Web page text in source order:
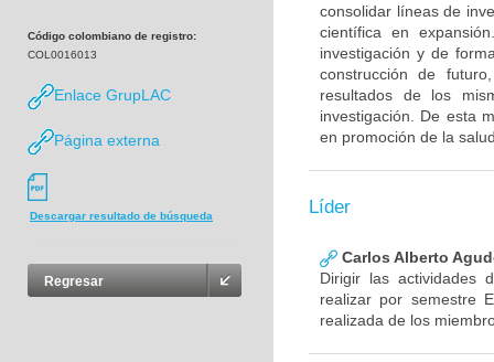
Código colombiano de registro:
COL0016013
Enlace GrupLAC
Página externa
Descargar resultado de búsqueda
Regresar
consolidar líneas de
científica en
investigación y de
construcción de
resultados de los
investigación. De esta
en promoción de la
Líder
Carlos Alberto
Dirigir las actividades
realizar por semestre
realizada de los